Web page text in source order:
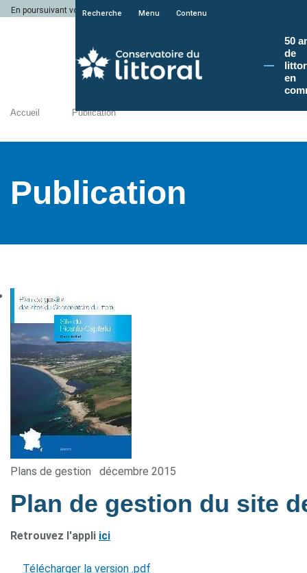
En poursuivant votre navigation sur le site du Conservatoire du littoral, vous
Recherche Menu Contenu
50
de
en
Accueil Publication
Publication
Plans de gestion décembre 2015
Plan de gestion du site
Retrouvez l'appli ici
Télécharger la version .pdf